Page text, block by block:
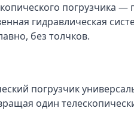
погрузчика —
гидравлическая
без толчков.
погрузчик
один